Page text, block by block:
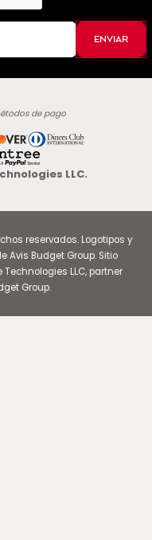
ENVIAR
de pago
LLC.
reservados. Logotipos y
Avis Budget Group. Sitio
LLC, partner
Group.